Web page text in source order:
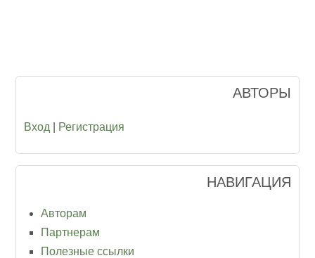
АВТОРЫ
Вход Регистрация
НАВИГАЦИЯ
Авторам
Партнерам
Полезные ссылки